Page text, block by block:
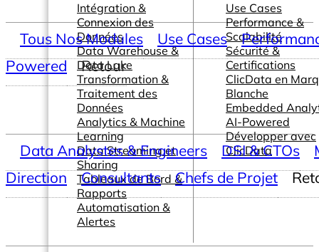
Intégration &
Connexion des
Données
Data Warehouse &
Data Lake
Transformation &
Traitement des
Données
Analytics & Machine
Learning
Data Streaming et
Sharing
Tableaux de Bord &
Rapports
Automatisation &
Alertes
Use Cases
Performance &
Scalabilité
Sécurité &
Certifications
ClicData en
Blanche
Embedded
AI-Powered
Développer avec
ClicData
Tous Nos Modules Use Cases
Powered
Retour
Data Analystes & Engineers DSI & CTOs
Direction
Consultants Chefs de Projet